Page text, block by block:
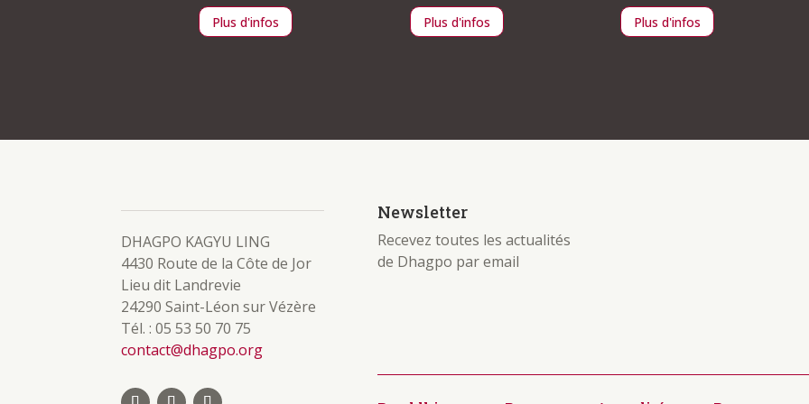
Plus d'infos Plus d'infos Plus d'infos
DHAGPO KAGYU LING
4430 Route de la Côte de Jor
Lieu dit Landrevie
24290 Saint-Léon sur Vézère
Tél. : 05 53 50 70 75
contact@dhagpo.org
Newsletter
Recevez toutes les actualités
de Dhagpo par email